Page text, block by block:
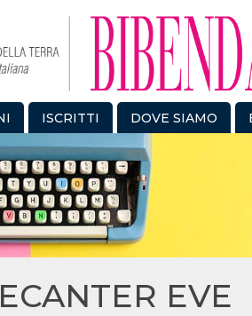
ISCRITTI DOVE SIAMO
EVE